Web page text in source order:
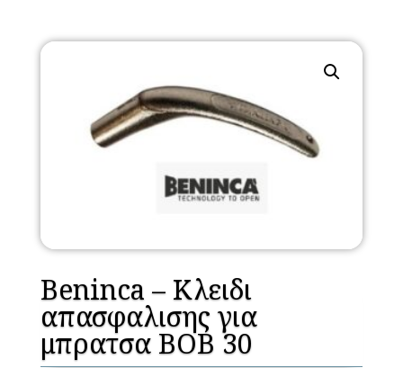
Beninca – Κλειδι
απασφαλισης για
μπρατσα BOB 30